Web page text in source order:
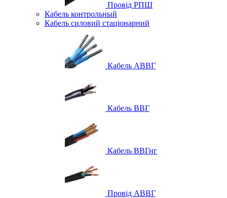
Провід РПШ
Кабель контрольный
Кабель силовий стаціонарний
Кабель АВВГ
Кабель ВВГ
Кабель ВВГнг
Провід АВВГ